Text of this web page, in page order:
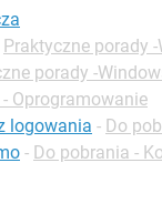
Praktyczne porady
porady -
Oprogramowanie
logowania - Do
- Do pobrania -